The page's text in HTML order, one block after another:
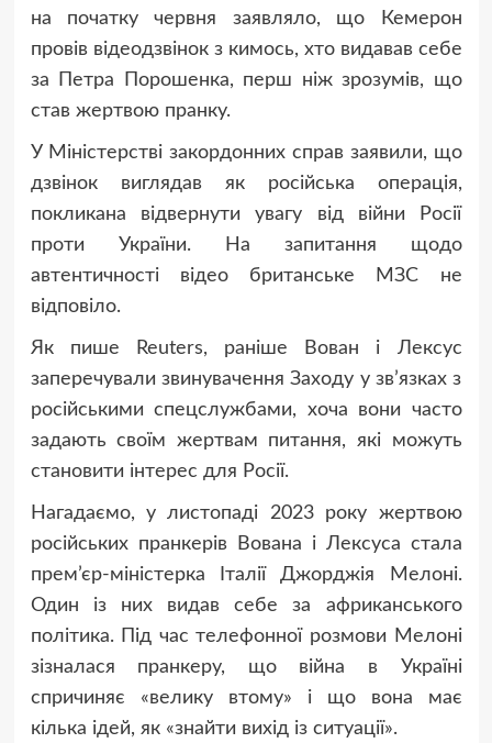
на початку червня заявляло, що Кемерон
провів відеодзвінок з кимось, хто видавав себе
за Петра Порошенка, перш ніж зрозумів, що
став жертвою пранку.
У Міністерстві закордонних справ заявили, що
дзвінок виглядав як російська операція,
покликана відвернути увагу від війни Росії
проти України. На запитання щодо
автентичності відео британське МЗС не
відповіло.
Як пише Reuters, раніше Вован і Лексус
заперечували звинувачення Заходу у зв’язках з
російськими спецслужбами, хоча вони часто
задають своїм жертвам питання, які можуть
становити інтерес для Росії.
Нагадаємо, у листопаді 2023 року жертвою
російських пранкерів Вована і Лексуса стала
прем’єр-міністерка Італії Джорджія Мелоні.
Один із них видав себе за африканського
політика. Під час телефонної розмови Мелоні
зізналася пранкеру, що війна в Україні
спричиняє «велику втому» і що вона має
кілька ідей, як «знайти вихід із ситуації».